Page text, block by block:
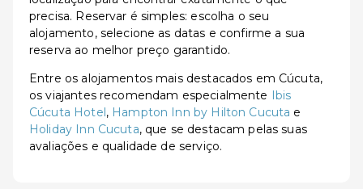
precisa. Reservar é simples: escolha o seu
alojamento, selecione as datas e confirme a sua
reserva ao melhor preço garantido.
Entre os alojamentos mais destacados em Cúcuta,
os viajantes recomendam especialmente Ibis
Cúcuta Hotel, Hampton Inn by Hilton Cucuta e
Holiday Inn Cucuta, que se destacam pelas suas
avaliações e qualidade de serviço.